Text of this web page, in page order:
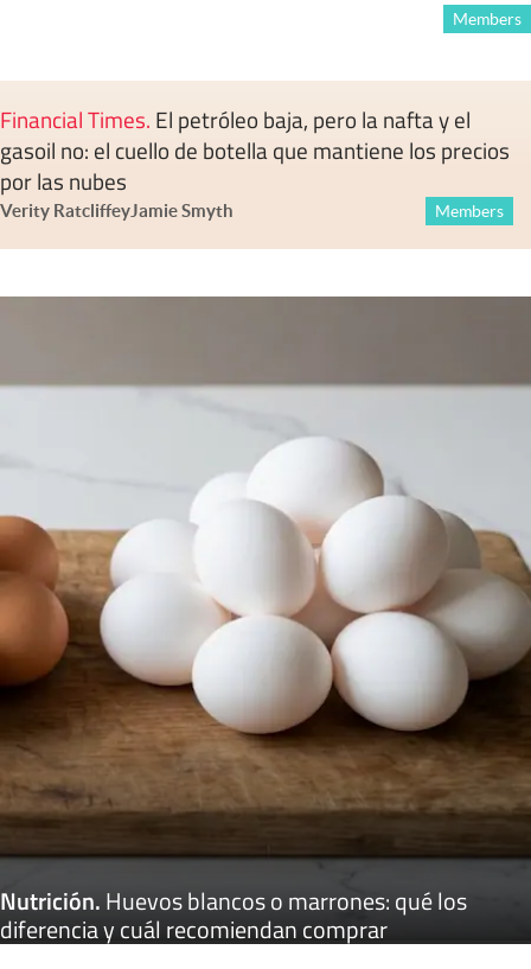
Members
Financial Times. El petróleo baja, pero la nafta y el
gasoil no: el cuello de botella que mantiene los precios
por las nubes
Verity RatcliffeyJamie Smyth Members
Nutrición.Huevos blancos o marrones: qué los
diferencia y cuál recomiendan comprar